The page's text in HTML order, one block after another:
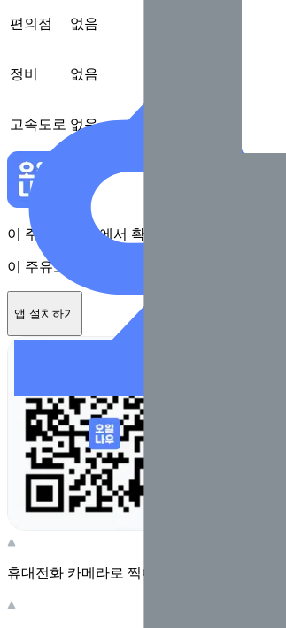
편의점 없음
정비 없음
고속도로 없음
이 주유소를 앱에서 확인하고 최대 1만원 혜
이 주유소를 앱에서 확인하고 최대 1만원 혜
앱 설치하기
휴대전화 카메라로 찍어보세요